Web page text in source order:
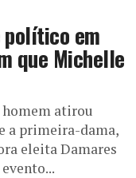
em
que Michelle
atirou
a primeira-dama,
eleita Damares